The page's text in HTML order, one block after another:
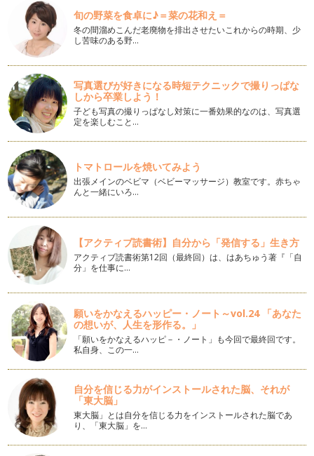
突然ですが、字を書くときにその字の「外形」を意識したこと
はありますか？ 「外形」と…
何に書けばいい？？美文字練習に最適な練習用紙！
みなさんは、「字の練習をしよう！」と思ったとき、何に書い
て練習をしていますか？ 市…
「ありがとう」を美文字で書く！
日々、保育園や幼稚園の連絡帳や親戚へのお手紙など、「あり
がとう」という言葉は手書きで書く機…
今年は親戚に手書きの暑中お見舞いを送ろう！
梅雨真っ只中の地域も多い季節になってきましたね。 この梅
雨が明けると、「暑中お見舞…
美文字への効果的な練習に欠かせないのは〇〇！
これまで、すぐにでも美文字に近づけるようなコツをお伝えし
てきましたが、練習をしていく上で非…
線をまっすぐ書けないのは◯が原因！
みなさんは、まっすぐな線をひくことができますか？ 例えば
「木」という字を書こうとす…
速書きでも上手く見える！"ニコイチ"書きを習得！
字でお悩みの方の中でも特に多いのが、「ゆっくり書くとなか
なか綺麗に書けるのに、急いで書くと…
確実に印象UP！数字を美しく書く
日常生活の中でも、書類や連絡帳など「数字」を書く機会は意
外に多いのではないでしょうか。 …
ペン字本選びに迷ったら！上手な選び方と効果的な練習方法
字がきれいになりたい！と思った時、まずはペン字の練習用テ
キストを購入する方も多いのではない…
旬の野菜を食卓に♪＝菜の花和え＝
冬の間溜めこんだ老廃物を排出させたいこれからの時期、少
し苦味のある野…
写真選びが好きになる時短テクニックで撮りっぱな
しから卒業しよう！
子ども写真の撮りっぱなし対策に一番効果的なのは、写真選
定を楽しむこと…
トマトロールを焼いてみよう
出張メインのベビマ（ベビーマッサージ）教室です。赤ちゃ
んと一緒にいろ…
【アクティブ読書術】自分から「発信する」生き方
アクティブ読書術第12回（最終回）は、はあちゅう著『「自
分」を仕事に…
願いをかなえるハッピー・ノート～vol.24 「あなた
の想いが、人生を形作る。」
「願いをかなえるハッピ－・ノート」も今回で最終回です。
私自身、この一…
自分を信じる力がインストールされた脳、それが
「東大脳」
東大脳」とは自分を信じる力をインストールされた脳であ
り、「東大脳」を…